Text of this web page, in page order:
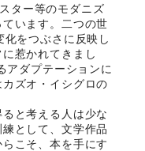
ター等のモダニズ
います。二つの世
をつぶさに反映し
惹かれてきまし
アダプテーションに
ズオ・イシグロの
と考える人は少な
として、文学作品
こそ、本を手にす